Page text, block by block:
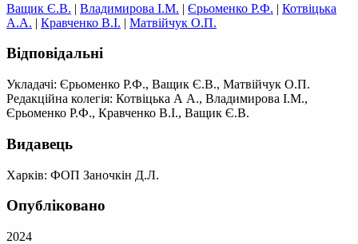
Ващик Є.В. | Владимирова І.М. | Єрьоменко Р.Ф. | Котвіцька
А.А. | Кравченко В.І. | Матвійчук О.П.
Відповідальні
Укладачі: Єрьоменко Р.Ф., Ващик Є.В., Матвійчук О.П.
Редакційна колегія: Котвіцька А А., Владимирова І.М.,
Єрьоменко Р.Ф., Кравченко В.І., Ващик Є.В.
Видавець
Харків: ФОП Заночкін Д.Л.
Опубліковано
2024